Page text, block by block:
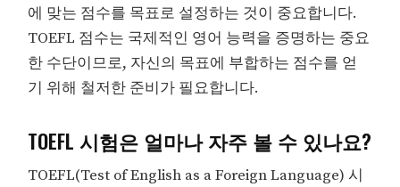
에 맞는 점수를 목표로 설정하는 것이 중요합니다.
TOEFL 점수는 국제적인 영어 능력을 증명하는 중요
한 수단이므로, 자신의 목표에 부합하는 점수를 얻
기 위해 철저한 준비가 필요합니다.
TOEFL 시험은 얼마나 자주 볼 수 있나요?
TOEFL(Test of English as a Foreign Language) 시